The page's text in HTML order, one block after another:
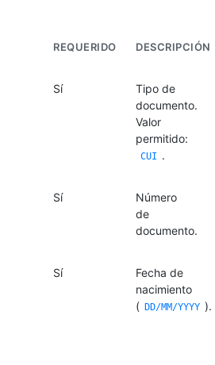
REQUERIDO DESCRIPCIÓN
Sí
Tipo de
documento.
Valor
permitido:
CUI .
Sí
Número
de
documento.
Sí
Fecha de
nacimiento
( DD/MM/YYYY ).